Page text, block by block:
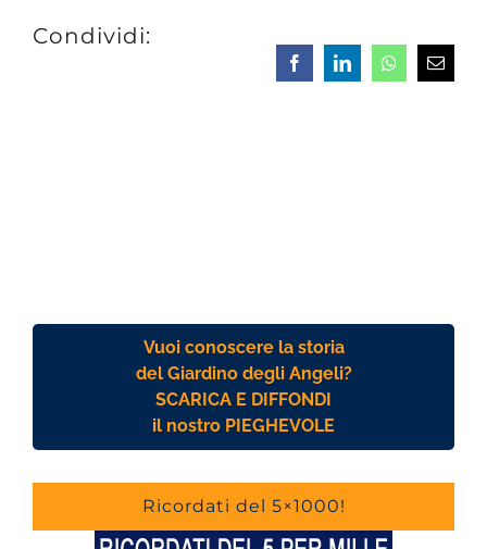
Condividi:
FacebookLinkedInWhatsappEmail
Vuoi conoscere la storia
del Giardino degli Angeli?
SCARICA E DIFFONDI
il nostro PIEGHEVOLE
Ricordati del 5×1000!